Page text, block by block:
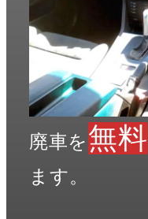
廃車を無料
ます。